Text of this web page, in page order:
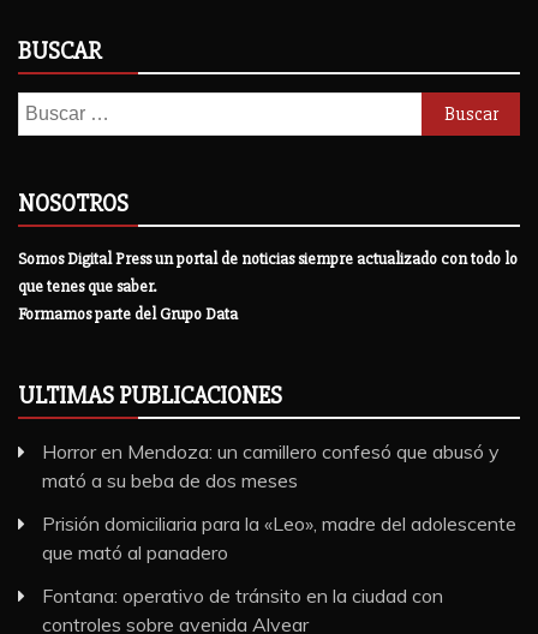
BUSCAR
Buscar:
NOSOTROS
Somos Digital Press un portal de noticias siempre actualizado con todo lo
que tenes que saber.
Formamos parte del Grupo Data
ULTIMAS PUBLICACIONES
Horror en Mendoza: un camillero confesó que abusó y
mató a su beba de dos meses
Prisión domiciliaria para la «Leo», madre del adolescente
que mató al panadero
Fontana: operativo de tránsito en la ciudad con
controles sobre avenida Alvear